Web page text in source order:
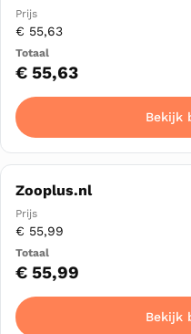
€ 55,63
€ 55,63
Bekijk
Zooplus.nl
€ 55,99
€ 55,99
Bekijk